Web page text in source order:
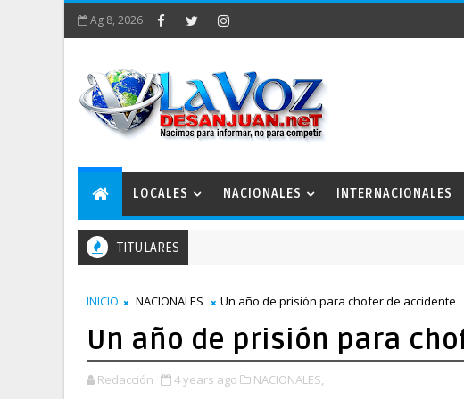
Ag 8, 2026
LOCALES NACIONALES INTERNACIONALES
TITULARES
INICIO NACIONALES Un año de prisión para chofer de accidente
Un año de prisión para
Redacción 4 years ago NACIONALES,